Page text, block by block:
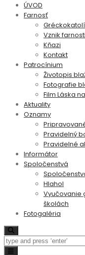
ÚVOD
Farnosť
Vznik farnosti
Kňazi
Kontakt
Patrocínium
Životopis
Fotografie
Film Láska
Aktuality
Oznamy
Pravidelný
Pravidelné
Informátor
Spoločenstvá
Hlahol
Vyučovanie
školách
Fotogaléria
Toggle navigation